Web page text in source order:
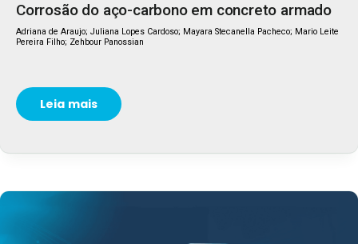
Corrosão do aço-carbono em concreto armado
Adriana de Araujo; Juliana Lopes Cardoso; Mayara Stecanella Pacheco; Mario Leite
Pereira Filho; Zehbour Panossian
Leia mais